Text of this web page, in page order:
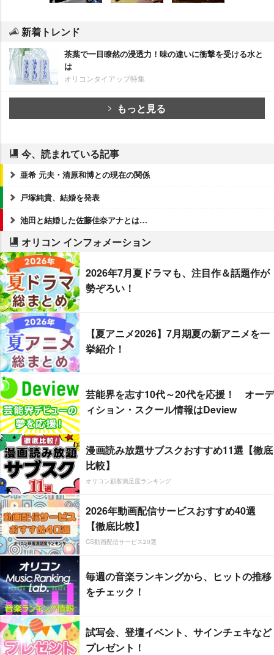
新着トレンド
茶葉で一目瞭然の浸透力！味の違いに衝撃を受ける水と
は
オリコンタイアップ特集
もっと見る
今、読まれている記事
亜希 元夫・清原和博との現在の関係
戸塚純貴、結婚を発表
池田と結婚した佐藤佳奈アナとは…
オリコン インフォメーション
2026年7月夏ドラマも、注目作＆話題作が
勢ぞろい！
【夏アニメ2026】7月期夏の新アニメを一
挙紹介！
芸能界を志す10代～20代を応援！ オーデ
ィション・スクール情報はDeview
漫画読み放題サブスクおすすめ11選【徹底
比較】
オリコン顧客満足度ランキング
2026年動画配信サービスおすすめ40選
【徹底比較】
CS動画配信サービス20選
毎週の音楽ランキングから、ヒットの推移
をチェック！
試写会、登壇イベント、サインチェキなど
プレゼント！